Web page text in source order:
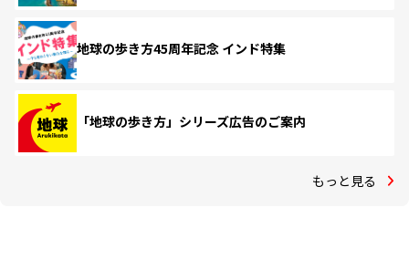
地球の歩き方45周年記念 インド特集
「地球の歩き方」シリーズ広告のご案内
もっと見る